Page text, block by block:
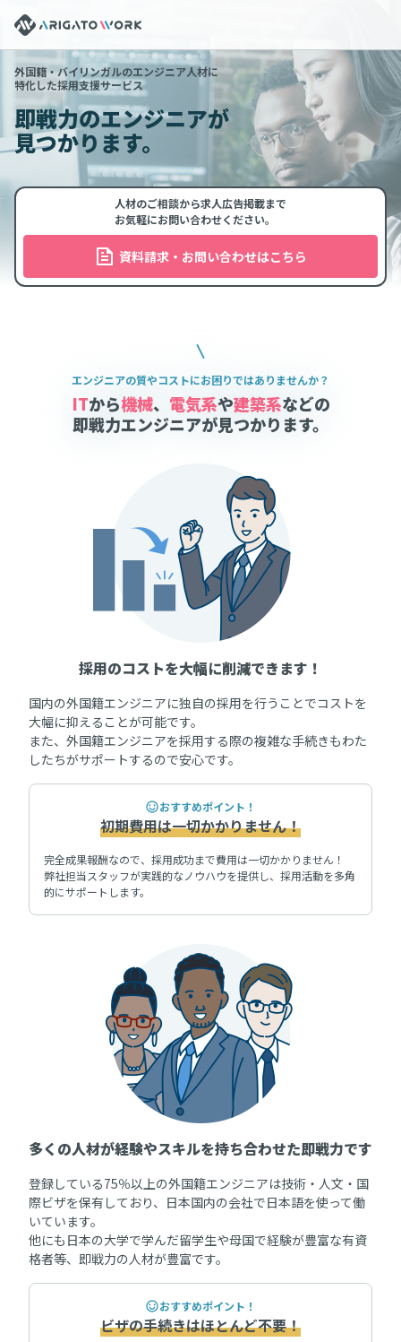
外国籍・バイリンガルのエンジニア人材に
特化した採用支援サービス
即戦力のエンジニアが
見つかります。
人材のご相談から求人広告掲載まで
お気軽にお問い合わせください。
資料請求・お問い合わせはこちら
エンジニアの質やコストにお困りではありませんか？
ITから機械、 電気系や建築系などの
即戦力エンジニアが見つかります。
採用のコストを大幅に削減できます！
国内の外国籍エンジニアに独自の採用を行うことでコストを
大幅に抑えることが可能です。
また、外国籍エンジニアを採用する際の複雑な手続きもわた
したちがサポートするので安心です。
おすすめポイント！
初期費用は一切かかりません！
完全成果報酬なので、採用成功まで費用は一切かかりません！
弊社担当スタッフが実践的なノウハウを提供し、採用活動を多角
的にサポートします。
多くの人材が経験やスキルを持ち合わせた即戦力です
登録している75％以上の外国籍エンジニアは技術・人文・国
際ビザを保有しており、日本国内の会社で日本語を使って働
いています。
他にも日本の大学で学んだ留学生や母国で経験が豊富な有資
格者等、即戦力の人材が豊富です。
おすすめポイント！
ビザの手続きはほとんど不要！